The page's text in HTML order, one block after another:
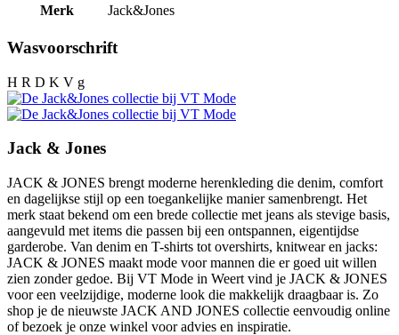
Merk
Jack&Jones
Wasvoorschrift
H R D K V g
Jack & Jones
JACK & JONES brengt moderne herenkleding die denim, comfort
en dagelijkse stijl op een toegankelijke manier samenbrengt. Het
merk staat bekend om een brede collectie met jeans als stevige basis,
aangevuld met items die passen bij een ontspannen, eigentijdse
garderobe. Van denim en T-shirts tot overshirts, knitwear en jacks:
JACK & JONES maakt mode voor mannen die er goed uit willen
zien zonder gedoe. Bij VT Mode in Weert vind je JACK & JONES
voor een veelzijdige, moderne look die makkelijk draagbaar is. Zo
shop je de nieuwste JACK AND JONES collectie eenvoudig online
of bezoek je onze winkel voor advies en inspiratie.